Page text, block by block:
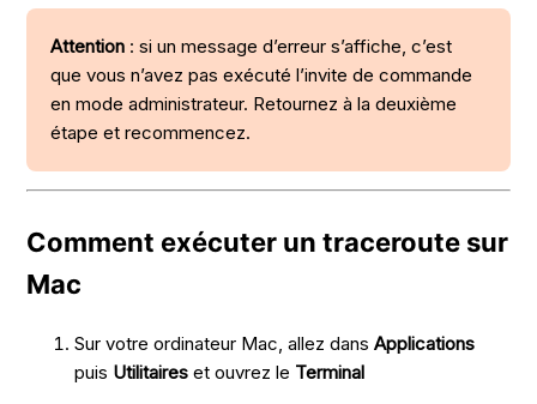
Attention : si un message d’erreur s’affiche, c’est
que vous n’avez pas exécuté l’invite de commande
en mode administrateur. Retournez à la deuxième
étape et recommencez.
Comment exécuter un traceroute sur
Mac
Sur votre ordinateur Mac, allez dansApplications
puis Utilitaires et ouvrez le Terminal